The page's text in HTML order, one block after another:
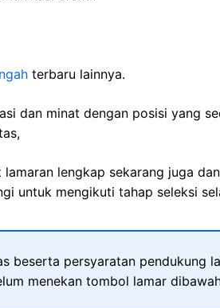
terbaru lainnya.
dan minat dengan posisi yang
lengkap sekarang juga
untuk mengikuti tahap seleksi
beserta persyaratan pendukung
menekan tombol lamar